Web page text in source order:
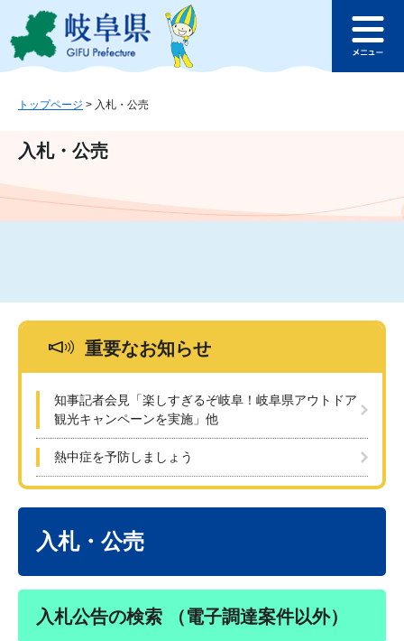
ジ
ュ
文
このページの本文へ
ュ
トップページ > 入札・公売
入札・公売
重要なお知らせ
知事記者会見「楽しすぎるぞ岐阜！岐阜県アウトドア
観光キャンペーンを実施」他
熱中症を予防しましょう
入札・公売
入札公告の検索 （電子調達案件以外）